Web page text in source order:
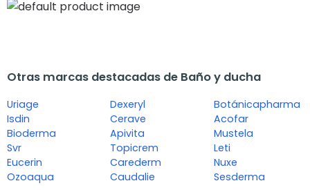
Otras marcas destacadas de Baño y ducha
Uriage
Isdin
Bioderma
Svr
Eucerin
Ozoaqua
Dexeryl
Cerave
Apivita
Topicrem
Carederm
Caudalie
Botánicapharma
Acofar
Mustela
Leti
Nuxe
Sesderma